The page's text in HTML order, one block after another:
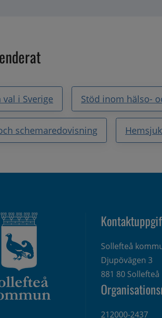
i Sverige Stöd inom hälso-
schemaredovisning
Sollefteå
Djupövägen 3
881 80 Sollefteå
212000-2437